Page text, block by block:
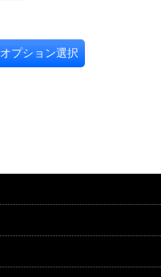
オプション選択